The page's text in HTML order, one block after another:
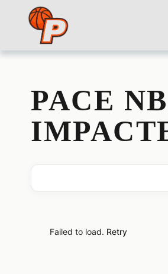
PACE
Failed to load. Retry